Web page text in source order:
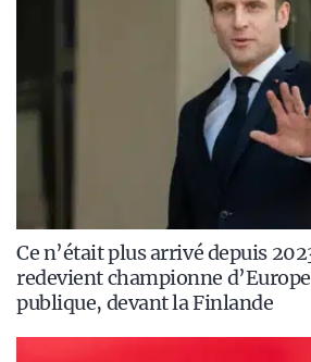
Ce n’était plus arrivé depuis
redevient championne
publique, devant la Finlande